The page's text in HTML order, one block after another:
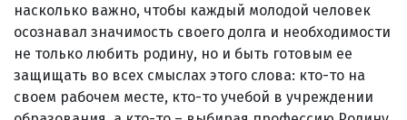
насколько важно, чтобы каждый молодой человек
осознавал значимость своего долга и необходимости
не только любить родину, но и быть готовым ее
защищать во всех смыслах этого слова: кто-то на
своем рабочем месте, кто-то учебой в учреждении